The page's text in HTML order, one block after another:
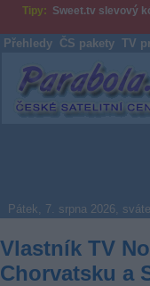
Tipy: Sweet.tv slevový
Přehledy ČS pakety TV
Parabola.cz
Pátek, 7. srpna 2026,
Vlastník TV
Chorvatsku a